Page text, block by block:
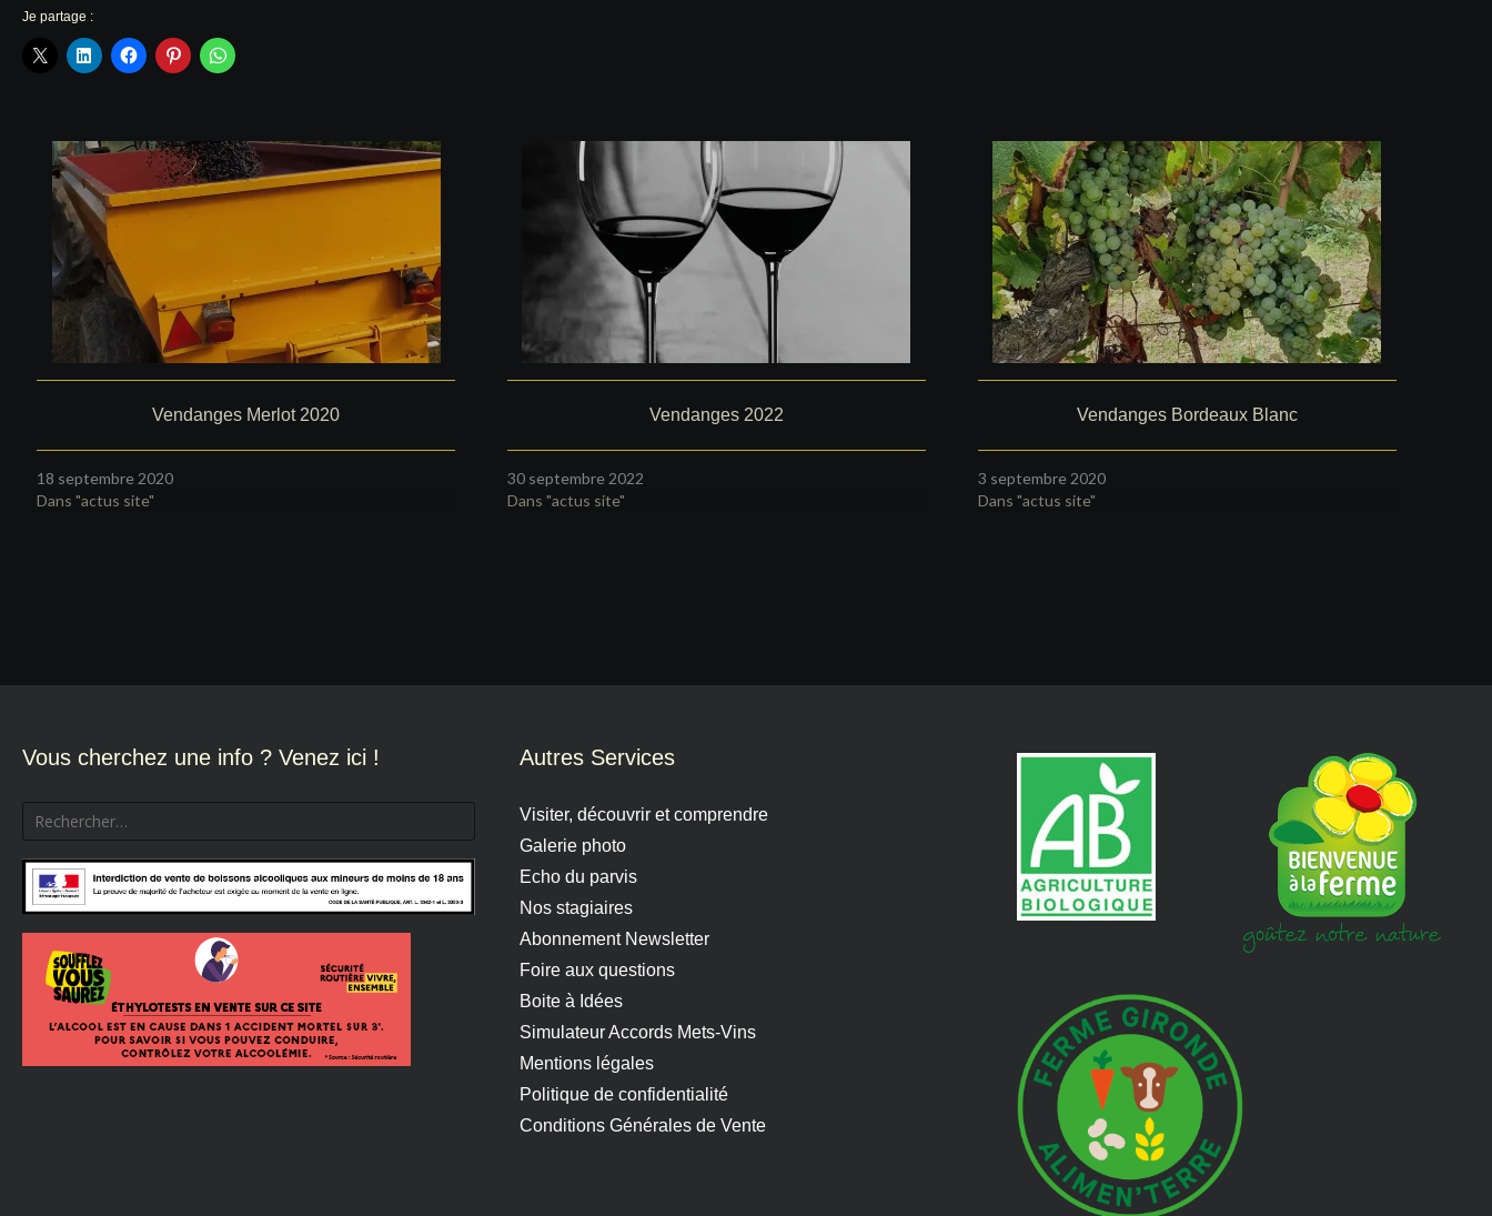
Je partage :
Vendanges Merlot 2020
18 septembre 2020
Dans "actus site"
Vendanges 2022
30 septembre 2022
Dans "actus site"
Vendanges Bordeaux Blanc
3 septembre 2020
Dans "actus site"
de
l’article
Vous cherchez une info ? Venez ici !
Rechercher :
Autres Services
Visiter, découvrir et comprendre
Galerie photo
Echo du parvis
Nos stagiaires
Abonnement Newsletter
Foire aux questions
Boite à Idées
Simulateur Accords Mets-Vins
Mentions légales
Politique de confidentialité
Conditions Générales de Vente